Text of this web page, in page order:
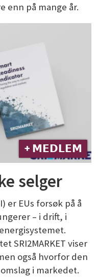
enn på mange år.
+ 𝗠𝗘𝗗𝗟𝗘𝗠
selger
er EUs forsøk på å
– i drift, i
SRI2MARKET viser
også hvorfor den
i markedet.